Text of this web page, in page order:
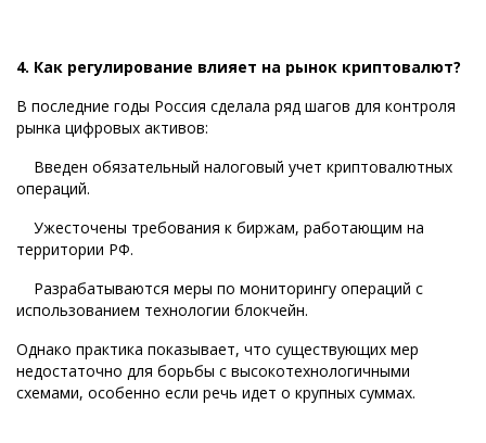
4. Как регулирование влияет на рынок криптовалют?
В последние годы Россия сделала ряд шагов для контроля
рынка цифровых активов:
Введен обязательный налоговый учет криптовалютных
операций.
Ужесточены требования к биржам, работающим на
территории РФ.
Разрабатываются меры по мониторингу операций с
использованием технологии блокчейн.
Однако практика показывает, что существующих мер
недостаточно для борьбы с высокотехнологичными
схемами, особенно если речь идет о крупных суммах.